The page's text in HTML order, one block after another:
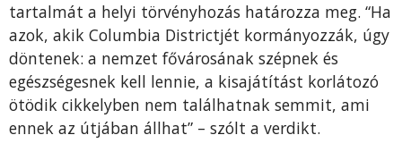
tartalmát a helyi törvényhozás határozza meg. “Ha
azok, akik Columbia Districtjét kormányozzák, úgy
döntenek: a nemzet fővárosának szépnek és
egészségesnek kell lennie, a kisajátítást korlátozó
ötödik cikkelyben nem találhatnak semmit, ami
ennek az útjában állhat” – szólt a verdikt.